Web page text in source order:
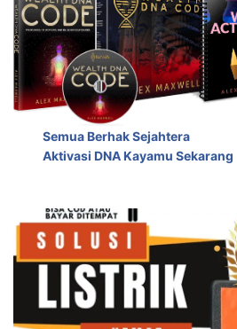
Semua Berhak Sejahtera
Aktivasi DNA Kayamu Sekarang